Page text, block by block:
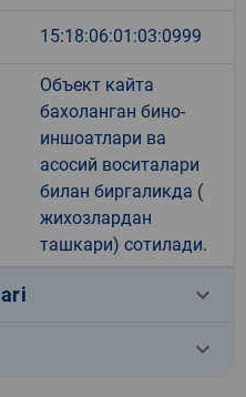
15:18:06:01:03:0999
Объект кайта
бахоланган бино-
иншоатлари ва
асосий воситалари
билан биргаликда (
жихозлардан
ташкари) сотилади.
keyboard_arrow_down
keyboard_arrow_down